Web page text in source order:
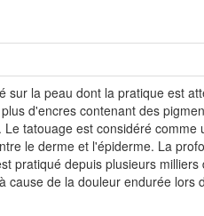
la peau dont la pratique est
d'encres contenant des
tatouage est considéré
le derme et l'épiderme. La
pratiqué depuis plusieurs
de la douleur endurée